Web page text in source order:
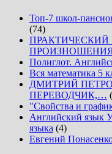
Топ-7 школ-
(74)
ПРАКТИЧЕСКИЙ
Полиглот.
Вся математика 5
ДМИТРИЙ
ПЕРЕВОДЧИК,…
"Свойства и
Английский язык
языка (4)
Евгений